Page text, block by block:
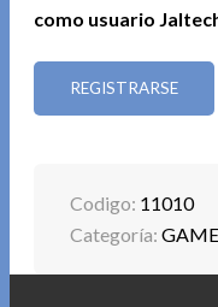
como usuario
REGISTRARSE
Codigo: 11010
Categoría: